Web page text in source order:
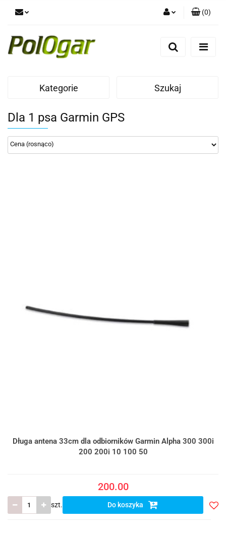
(0)
Kategorie Szukaj
Dla 1 psa Garmin GPS
Długa antena 33cm dla odbiorników Garmin Alpha 300 300i
200 200i 10 100 50
200.00
szt. Do koszyka